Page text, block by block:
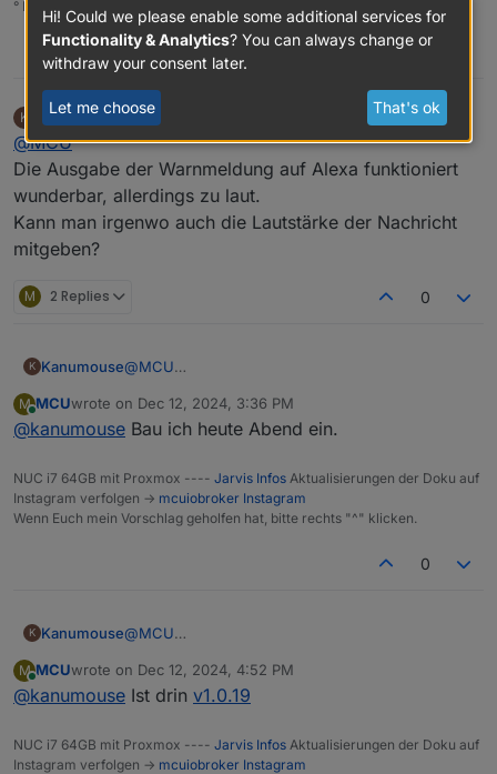
° Fixer ---> iob fix
1
K Kanumousewrote on
last edited by
@MCU
Die Ausgabe der Warnmeldung auf Alexa funktioniert
wunderbar, allerdings zu laut.
Kann man irgenwo auch die Lautstärke der Nachricht
mitgeben?
M 2 Replies 0
K Kanumouse@MCU
funktioniert wunderbar, allerdings zu laut.
Kann man irgenwo auch die Lautstärke der
M
Online
MCUwrote on Dec 12, 2024, 3:36 PM
last edited by
@kanumouse Bau ich heute Abend ein.
NUC i7 64GB mit Proxmox ---- Jarvis Infos Aktualisierungen der Doku auf
Instagram verfolgen -> mcuiobroker Instagram
Wenn Euch mein Vorschlag geholfen hat, bitte rechts "^" klicken.
0
K Kanumouse@MCU
funktioniert wunderbar, allerdings zu laut.
Kann man irgenwo auch die Lautstärke der
M
Online
MCUwrote on Dec 12, 2024, 4:52 PM
last edited by
@kanumouse Ist drin v1.0.19
NUC i7 64GB mit Proxmox ---- Jarvis Infos Aktualisierungen der Doku auf
Instagram verfolgen -> mcuiobroker Instagram
Hi! Could we please enable some additional services for
Functionality & Analytics? You can always change or
withdraw your consent later.
Let me choose That's ok